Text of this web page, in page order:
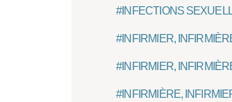
#INFECTIONS
#INFIRMIER,
#INFIRMIER,
#INFIRMIÈRE,